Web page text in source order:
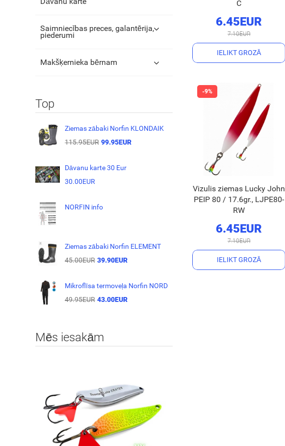
C
6.45EUR
7.10EUR
IELIKT GROZĀ
Vizulis ziemas Lucky John
PEIP 80 / 17.6gr., LJPE80-
RW
6.45EUR
7.10EUR
IELIKT GROZĀ
Saimniecības preces, galantērija,
piederumi
Makšķernieka bērnam
Top
Ziemas zābaki Norfin KLONDAIK
115.95EUR 99.95EUR
Dāvanu karte 30 Eur
30.00EUR
NORFIN info
Ziemas zābaki Norfin ELEMENT
45.00EUR 39.90EUR
Mikroflīsa termoveļa Norfin NORD
49.95EUR 43.00EUR
Mēs iesakām